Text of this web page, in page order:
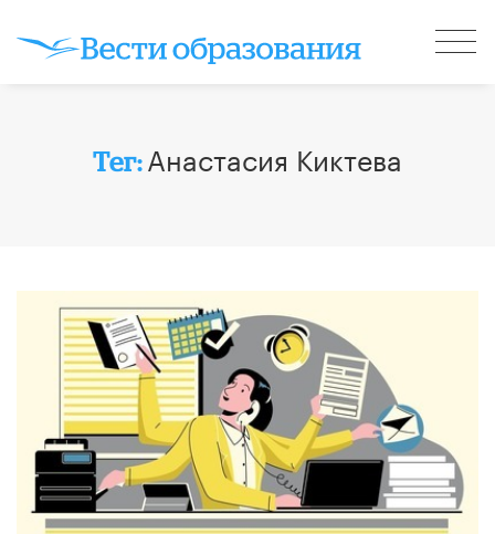
Тег: Анастасия Киктева